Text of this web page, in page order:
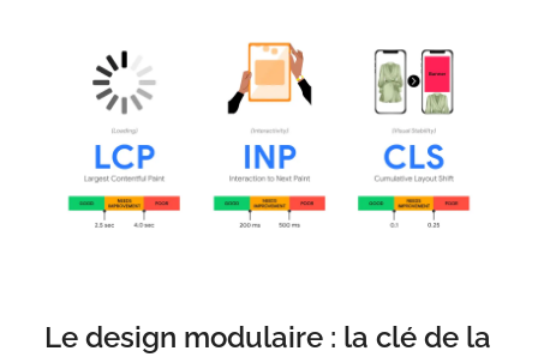
Le design modulaire : la clé de la